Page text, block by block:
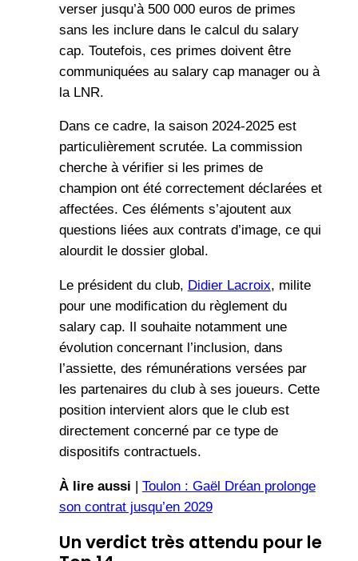
verser jusqu’à 500 000 euros de primes
sans les inclure dans le calcul du salary
cap. Toutefois, ces primes doivent être
communiquées au salary cap manager ou à
la LNR.
Dans ce cadre, la saison 2024-2025 est
particulièrement scrutée. La commission
cherche à vérifier si les primes de
champion ont été correctement déclarées et
affectées. Ces éléments s’ajoutent aux
questions liées aux contrats d’image, ce qui
alourdit le dossier global.
Le président du club, Didier Lacroix, milite
pour une modification du règlement du
salary cap. Il souhaite notamment une
évolution concernant l’inclusion, dans
l’assiette, des rémunérations versées par
les partenaires du club à ses joueurs. Cette
position intervient alors que le club est
directement concerné par ce type de
dispositifs contractuels.
À lire aussi | Toulon : Gaël Dréan prolonge
son contrat jusqu’en 2029
Un verdict très attendu pour le